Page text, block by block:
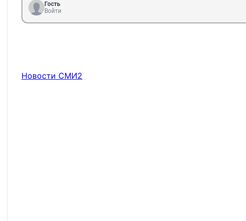
Гость
Войти
Новости СМИ2